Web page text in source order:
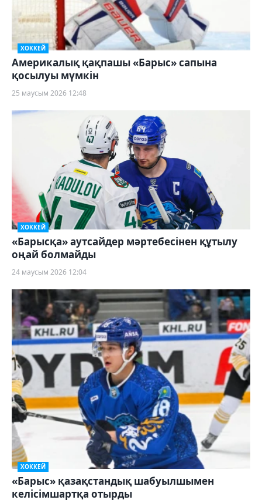
ХОККЕЙ
Америкалық қақпашы «Барыс» сапына
қосылуы мүмкін
25 маусым 2026 12:48
ХОККЕЙ
«Барысқа» аутсайдер мәртебесінен құтылу
оңай болмайды
24 маусым 2026 12:04
ХОККЕЙ
«Барыс» қазақстандық шабуылшымен
келісімшартқа отырды